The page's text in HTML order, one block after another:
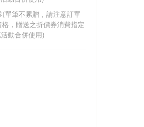
單筆不累贈，請注意訂單
，贈送之折價券消費指定
動合併使用)